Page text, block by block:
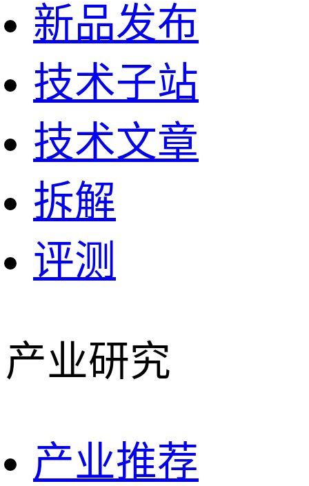
新品发布
技术子站
技术文章
拆解
评测
产业研究
产业推荐